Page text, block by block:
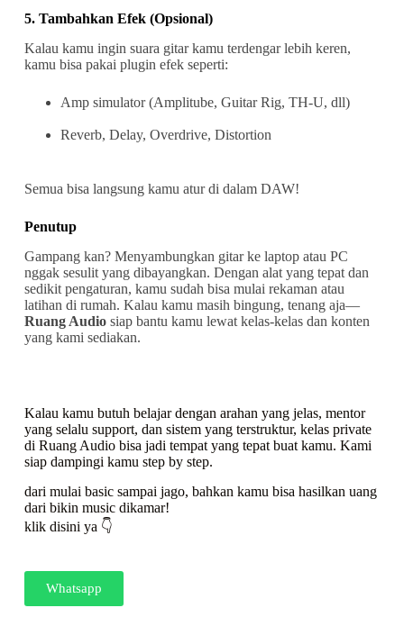
5. Tambahkan Efek (Opsional)
Kalau kamu ingin suara gitar kamu terdengar lebih keren,
kamu bisa pakai plugin efek seperti:
Amp simulator (Amplitube, Guitar Rig, TH-U, dll)
Reverb, Delay, Overdrive, Distortion
Semua bisa langsung kamu atur di dalam DAW!
Penutup
Gampang kan? Menyambungkan gitar ke laptop atau PC
nggak sesulit yang dibayangkan. Dengan alat yang tepat dan
sedikit pengaturan, kamu sudah bisa mulai rekaman atau
latihan di rumah. Kalau kamu masih bingung, tenang aja—
Ruang Audiosiap bantu kamu lewat kelas-kelas dan konten
yang kami sediakan.
Kalau kamu butuh belajar dengan arahan yang jelas, mentor
yang selalu support, dan sistem yang terstruktur, kelas private
di Ruang Audio bisa jadi tempat yang tepat buat kamu. Kami
siap dampingi kamu step by step.
dari mulai basic sampai jago, bahkan kamu bisa hasilkan uang
dari bikin music dikamar!
klik disini ya 👇
Whatsapp